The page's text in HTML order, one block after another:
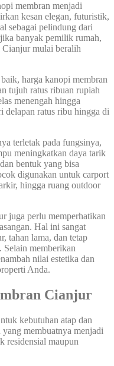
membran menjadi
kesan elegan, futuristik,
sebagai pelindung dari
banyak pemilik rumah,
Cianjur mulai beralih
harga kanopi membran
tujuh ratus ribuan rupiah
menengah hingga
delapan ratus ribu hingga di
terletak pada fungsinya,
meningkatkan daya tarik
bentuk yang bisa
digunakan untuk carport
hingga ruang outdoor
juga perlu memperhatikan
Hal ini sangat
tahan lama, dan tetap
Selain memberikan
nilai estetika dan
Anda.
Cianjur
kebutuhan atap dan
membuatnya menjadi
residensial maupun